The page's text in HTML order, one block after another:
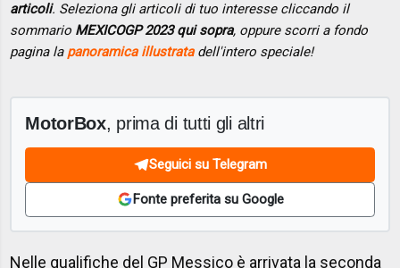
articoli. Seleziona gli articoli di tuo interesse cliccando il
sommario MEXICOGP 2023 qui sopra, oppure scorri a fondo
pagina la panoramica illustratadell'intero speciale!
MotorBox, prima di tutti gli altri
Seguici su Telegram
Fonte preferita su Google
Nelle qualifiche del GP Messico è arrivata la seconda